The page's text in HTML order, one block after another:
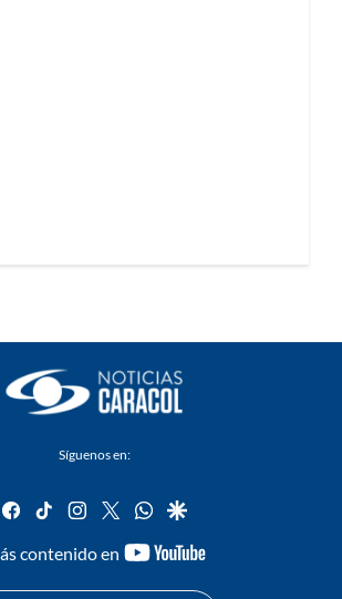
Síguenos en:
facebook
tiktok instagram
twitterwhatsapp
google
contenido en
youtube-